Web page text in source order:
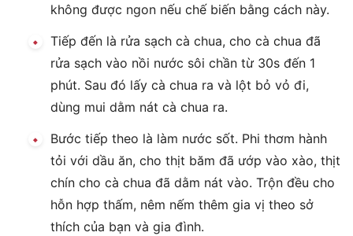
không được ngon nếu chế biến bằng cách này.
Tiếp đến là rửa sạch cà chua, cho cà chua đã
rửa sạch vào nồi nước sôi chần từ 30s đến 1
phút. Sau đó lấy cà chua ra và lột bỏ vỏ đi,
dùng mui dằm nát cà chua ra.
Bước tiếp theo là làm nước sốt. Phi thơm hành
tỏi với dầu ăn, cho thịt băm đã ướp vào xào, thịt
chín cho cà chua đã dằm nát vào. Trộn đều cho
hỗn hợp thấm, nêm nếm thêm gia vị theo sở
thích của bạn và gia đình.